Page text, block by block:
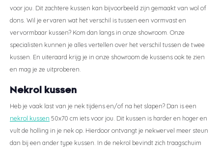
voor jou. Dit zachtere kussen kan bijvoorbeeld zijn gemaakt van wol of
dons. Wil je ervaren wat het verschil is tussen een vormvast en
vervormbaar kussen? Kom dan langs in onze showroom. Onze
specialisten kunnen je alles vertellen over het verschil tussen de twee
kussen. En uiteraard krijg je in onze showroom de kussens ook te zien
en mag je ze uitproberen.
Nekrol kussen
Heb je vaak last van je nek tijdens en/of na het slapen? Dan is een
nekrol kussen 50x70 cm iets voor jou. Dit kussen is harder en hoger en
vult de holling in je nek op. Hierdoor ontvangt je nekwervel meer steun
dan bij een ander type kussen. In de nekrol bevindt zich traagschuim